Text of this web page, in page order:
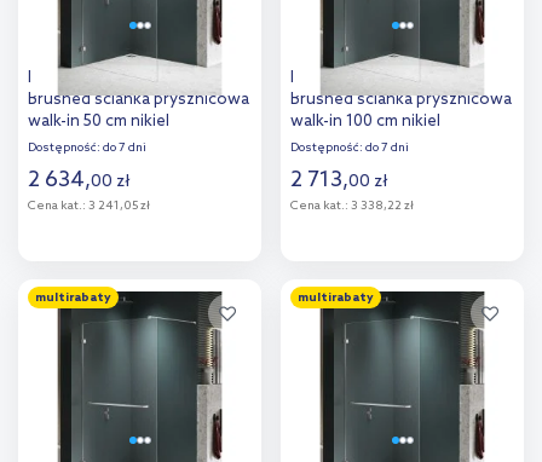
New Trendy Avexa Nickel
Brushed ścianka prysznicowa
walk-in 50 cm nikiel
szczotkowany/szkło
Dostępność: do 7 dni
2 634,00 zł
Cena kat.: 3 241,05 zł
Dodaj do
New Trendy Avexa Nickel
Brushed ścianka prysznicowa
walk-in 100 cm nikiel
szczotkowany/szkło
Dostępność: do 7 dni
2 713,00 zł
Cena kat.: 3 338,22 zł
Dodaj do
multirabaty multirabaty